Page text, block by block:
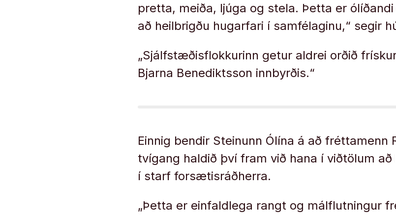
pretta, meiða, ljúga og stela. Þetta er
að heilbrigðu hugarfari í samfélaginu,“ segir
„Sjálfstæðisflokkurinn getur aldrei orðið
Bjarna Benediktsson innbyrðis.“
Einnig bendir Steinunn Ólína á að fréttamenn
tvígang haldið því fram við hana í viðtölum að
í starf forsætisráðherra.
„Þetta er einfaldlega rangt og málflutningur